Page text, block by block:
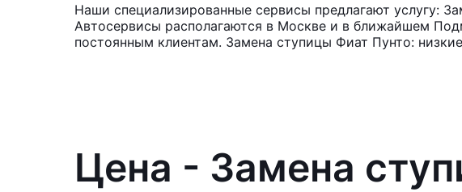
Наши специализированные сервисы предлагают услугу:
Автосервисы располагаются в Москве и в ближайшем
постоянным клиентам. Замена ступицы Фиат Пунто:
Цена - Замена